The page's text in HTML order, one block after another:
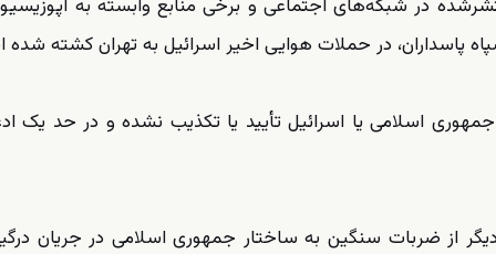
در شبکه‌های اجتماعی و برخی منابع وابسته به
در حملات هوایی اخیر اسرائیل به تهران کشته
اسلامی یا اسرائیل تأیید یا تکذیب نشده و در حد یک
از ضربات سنگین به ساختار جمهوری اسلامی در جریان